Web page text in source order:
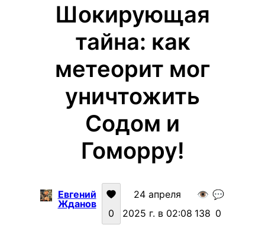
Шокирующая
тайна: как
метеорит мог
уничтожить
Содом и
Гоморру!
Евгений
Жданов
0
24 апреля
2025 г. в 02:08
👁️
138
💬
0